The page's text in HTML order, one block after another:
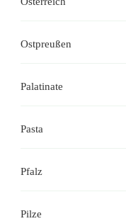
Ostpreußen
Palatinate
Pasta
Pfalz
Pilze